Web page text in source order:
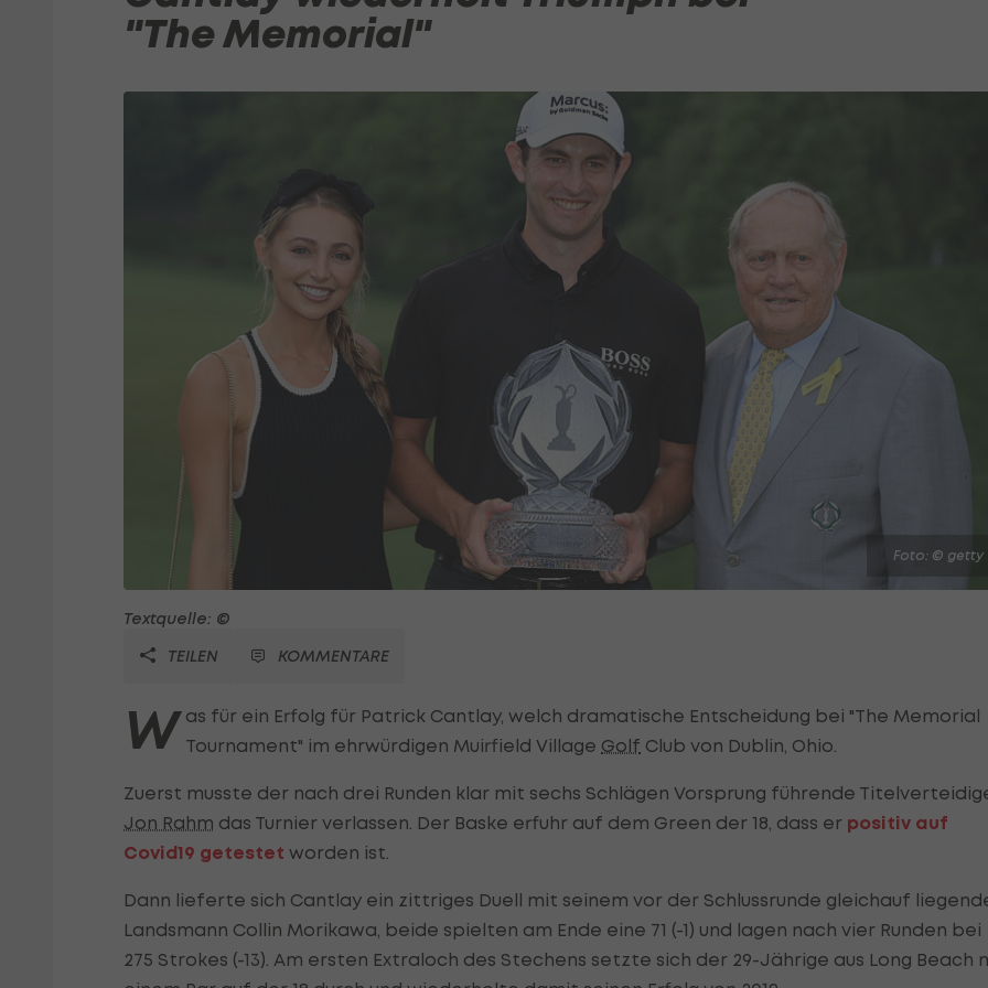
"The Memorial"
Foto: © getty
Textquelle: ©
TEILEN
KOMMENTARE
W as für ein Erfolg für Patrick Cantlay, welch dramatische Entscheidung bei "The Memorial
Tournament" im ehrwürdigen Muirfield Village Golf Club von Dublin, Ohio.
Zuerst musste der nach drei Runden klar mit sechs Schlägen Vorsprung führende
Jon Rahm das Turnier verlassen. Der Baske erfuhr auf dem Green der 18, dass er positiv auf
Covid19 getestet worden ist.
Dann lieferte sich Cantlay ein zittriges Duell mit seinem vor der Schlussrunde gleichauf
Landsmann Collin Morikawa, beide spielten am Ende eine 71 (-1) und lagen nach vier Runden bei
275 Strokes (-13). Am ersten Extraloch des Stechens setzte sich der 29-Jährige aus Long Beach